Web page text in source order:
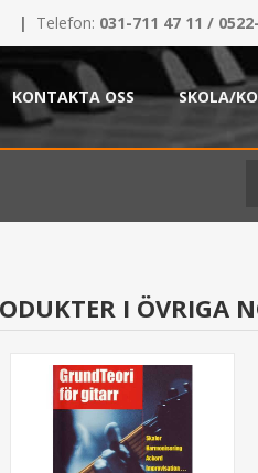
| Telefon: 031-711 47 11 /
KONTAKTA OSS SKOLA/
I ÖVRIGA